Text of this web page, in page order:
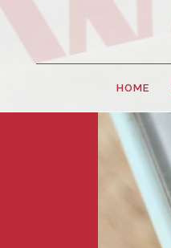
HOME